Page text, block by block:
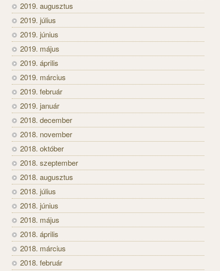
2019. augusztus
2019. július
2019. június
2019. május
2019. április
2019. március
2019. február
2019. január
2018. december
2018. november
2018. október
2018. szeptember
2018. augusztus
2018. július
2018. június
2018. május
2018. április
2018. március
2018. február